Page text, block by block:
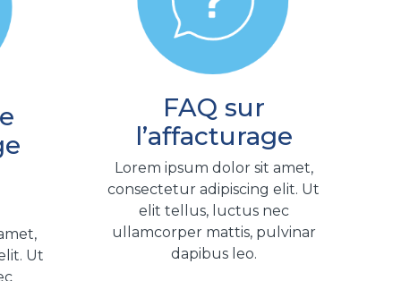
Ut
FAQ sur
l’affacturage
Lorem ipsum dolor sit amet,
consectetur adipiscing elit. Ut
elit tellus, luctus nec
ullamcorper mattis, pulvinar
dapibus leo.